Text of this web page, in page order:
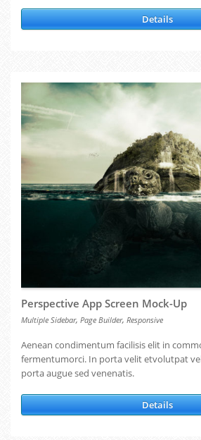
Details
Perspective App Screen Mock-Up
Multiple Sidebar, Page Builder, Responsive
Aenean condimentum facilisis elit in
fermentumorci. In porta velit etvolutpat
porta augue sed venenatis.
Details